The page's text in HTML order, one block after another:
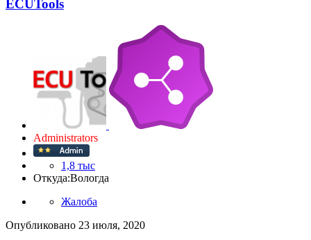
ECUTools
Administrators
1,8 тыс
Откуда:Вологда
Жалоба
Опубликовано 23 июля, 2020